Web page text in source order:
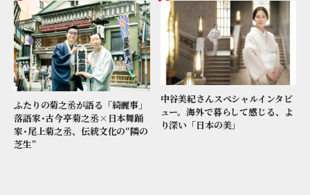
ふたりの菊之丞が語る「綺麗事」
落語家･古今亭菊之丞×日本舞踊
家･尾上菊之丞、伝統文化の“隣の
芝生”
中谷美紀さんスペシャルインタビ
ュー。海外で暮らして感じる、よ
り深い「日本の美」